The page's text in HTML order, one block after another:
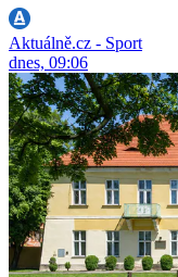
Aktuálně.cz - Sport
dnes, 09:06